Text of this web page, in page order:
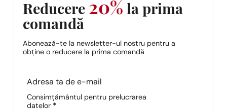
Reducere 20% la prima
comandă
Abonează-te la newsletter-ul nostru pentru a
obține o reducere la prima comandă
Section
Consimțământul pentru prelucrarea
datelor *